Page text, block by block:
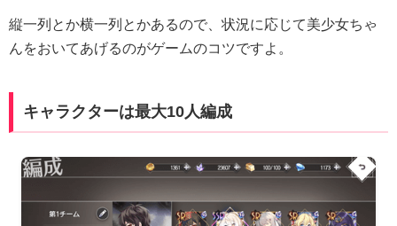
縦一列とか横一列とかあるので、状況に応じて美少女ちゃ
んをおいてあげるのがゲームのコツですよ。
キャラクターは最大10人編成